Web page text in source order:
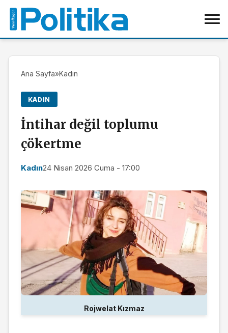
Ana Sayfa»Kadın
KADIN
İntihar değil toplumu
çökertme
Kadın24 Nisan 2026 Cuma - 17:00
Rojwelat Kızmaz